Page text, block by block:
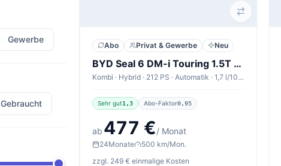
Gewerbe
Gebraucht
Abo Privat & Gewerbe Neu
BYD Seal 6 DM-i Touring 1.5T DM-i Touring Comfort
Kombi · Hybrid · 212 PS · Automatik · 1,7 l/100km
Sehr gut1,3 Abo-Faktor0,95
ab 477 €/ Monat
24Monate
500 km/Mon.
zzgl. 249 € einmalige Kosten